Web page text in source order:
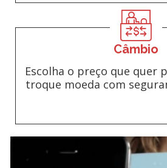
Câmbio
Escolha o preço que quer
troque moeda com